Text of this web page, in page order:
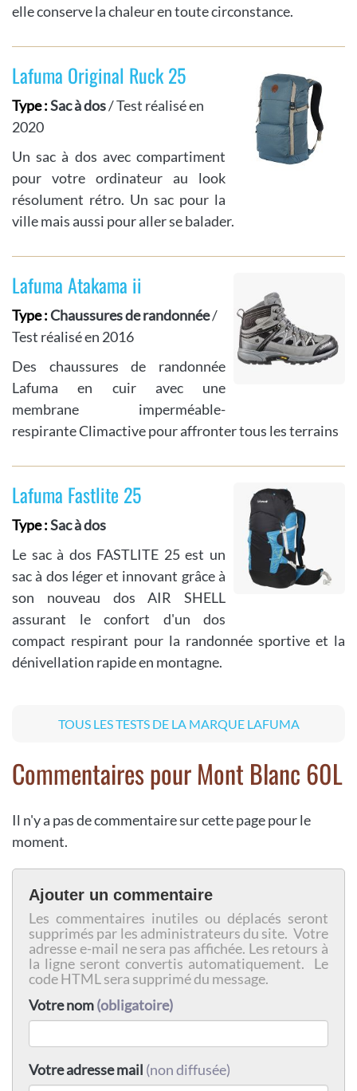
elle conserve la chaleur en toute circonstance.
Lafuma Original Ruck 25
Type :Sac à dos/ Test réalisé en
2020
Un sac à dos avec compartiment
pour votre ordinateur au look
résolument rétro. Un sac pour la
ville mais aussi pour aller se balader.
Lafuma Atakama ii
Type :Chaussures de randonnée/
Test réalisé en 2016
Des chaussures de randonnée
Lafuma en cuir avec une
membrane imperméable-
respirante Climactive pour affronter tous les terrains
Lafuma Fastlite 25
Type :Sac à dos
Le sac à dos FASTLITE 25 est un
sac à dos léger et innovant grâce à
son nouveau dos AIR SHELL
assurant le confort d'un dos
compact respirant pour la randonnée sportive et la
dénivellation rapide en montagne.
TOUS LES TESTS DE LA MARQUE LAFUMA
Commentaires pour Mont Blanc 60L
Il n'y a pas de commentaire sur cette page pour le
moment.
Ajouter un commentaire
Les commentaires inutiles ou déplacés seront
supprimés par les administrateurs du site. Votre
adresse e-mail ne sera pas affichée. Les retours à
la ligne seront convertis automatiquement. Le
code HTML sera supprimé du message.
Votre nom(obligatoire)
Votre adresse mail (non diffusée)